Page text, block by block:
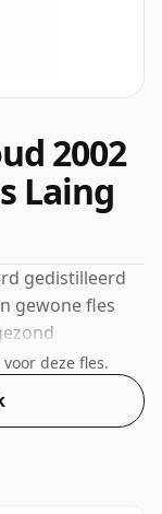
2002
Laing
gedistilleerd
gewone fles
deze fles.